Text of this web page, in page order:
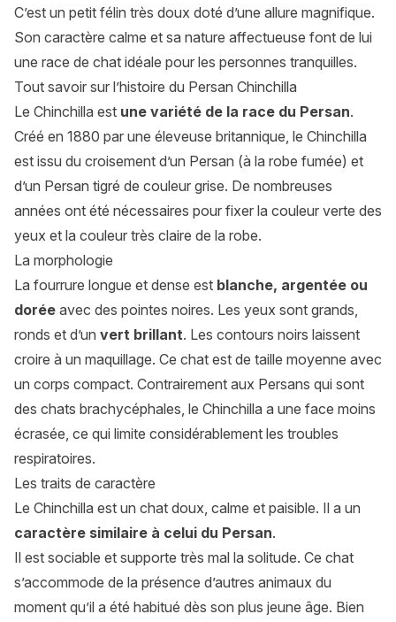
C’est un petit félin très doux doté d’une allure magnifique.
Son caractère calme et sa nature affectueuse font de lui
une race de chat idéale pour les personnes tranquilles.
Tout savoir sur l’histoire du Persan Chinchilla
Le Chinchilla est une variété de la race du Persan.
Créé en 1880 par une éleveuse britannique, le Chinchilla
est issu du croisement d’un Persan (à la robe fumée) et
d’un Persan tigré de couleur grise. De nombreuses
années ont été nécessaires pour fixer la couleur verte des
yeux et la couleur très claire de la robe.
La morphologie
La fourrure longue et dense est blanche, argentée ou
dorée avec des pointes noires. Les yeux sont grands,
ronds et d’un vert brillant. Les contours noirs laissent
croire à un maquillage. Ce chat est de taille moyenne avec
un corps compact. Contrairement aux Persans qui sont
des chats brachycéphales, le Chinchilla a une face moins
écrasée, ce qui limite considérablement les troubles
respiratoires.
Les traits de caractère
Le Chinchilla est un chat doux, calme et paisible. Il a un
caractère similaire à celui du Persan.
Il est sociable et supporte très mal la solitude. Ce chat
s’accommode de la présence d’autres animaux du
moment qu’il a été habitué dès son plus jeune âge. Bien